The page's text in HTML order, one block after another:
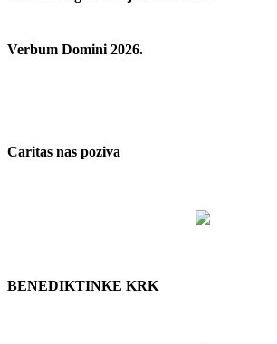
Verbum Domini 2026.
Caritas nas poziva
BENEDIKTINKE KRK